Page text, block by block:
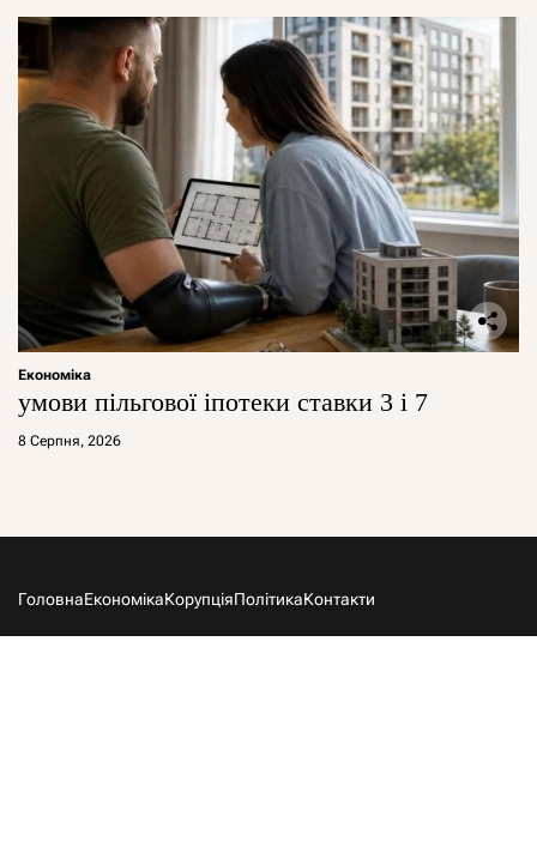
Економіка
умови пільгової іпотеки ставки 3 і 7
8 Серпня, 2026
ГоловнаЕкономікаКорупціяПолітикаКонтакти